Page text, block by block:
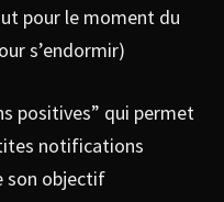
pour le moment du
s’endormir)
positives” qui permet
notifications
son objectif